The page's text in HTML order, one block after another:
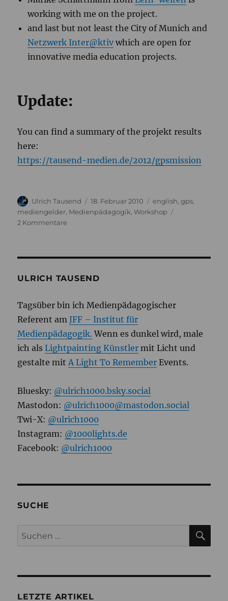
working with me on the project.
and last but not least the City of Munich and
Netzwerk Inter@ktivwhich are open for
innovative media education projects.
Update:
You can find a summary of the projekt results
here:
https://tausend-medien.de/2012/gpsmission
Autor
Ulrich Tausend
Veröffentlicht
am
18. Februar 2010 Kategorien
english ,gps
mediengelder Medienpädagogik ,Workshop
2 Kommentare
ULRICH TAUSEND
Tagsüber bin ich Medienpädagogischer
Referent amJFF – Institut für
Medienpädagogik. Wenn es dunkel wird, male
ich alsLightpainting Künstler mit Licht und
gestalte mit A Light To Remember Events.
Bluesky: @ulrich1000.bsky.social
Mastodon: @ulrich1000@mastodon.social
Twi-X: @ulrich1000
Instagram: @1000lights.de
Facebook: @ulrich1000
SUCHE
Suchen
nach:
LETZTE ARTIKEL